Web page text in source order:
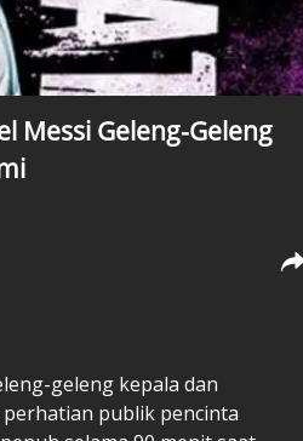
Messi Geleng-Geleng
geleng kepala dan
publik pencinta